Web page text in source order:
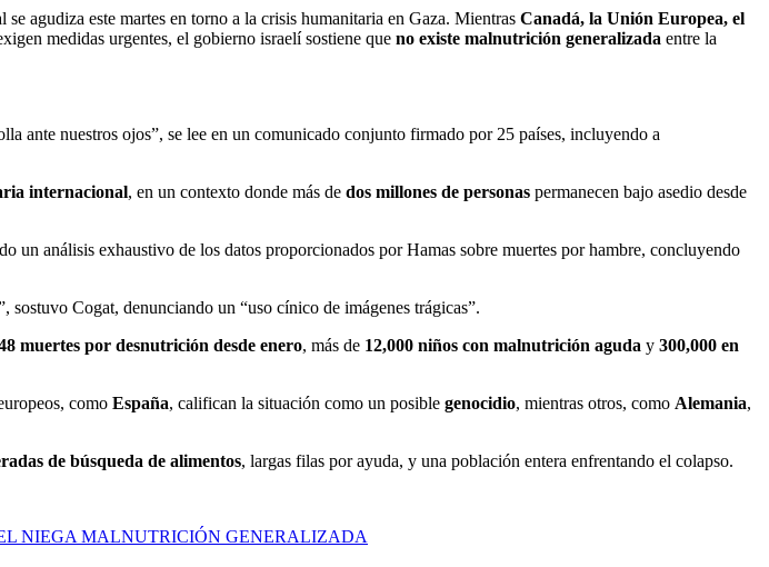
agudiza este martes en torno a la crisis humanitaria en Gaza. Mientras Canadá, la Unión Europea, el
medidas urgentes, el gobierno israelí sostiene que no existe malnutrición generalizada entre la
ante nuestros ojos”, se lee en un comunicado conjunto firmado por 25 países, incluyendo a
internacional, en un contexto donde más de dos millones de personas permanecen bajo asedio desde
un análisis exhaustivo de los datos proporcionados por Hamas sobre muertes por hambre, concluyendo
sostuvo Cogat, denunciando un “uso cínico de imágenes trágicas”.
muertes por desnutrición desde enero, más de 12,000 niños con malnutrición aguda y 300,000 en
como España, califican la situación como un posible genocidio, mientras otros, como Alemania,
de búsqueda de alimentos, largas filas por ayuda, y una población entera enfrentando el colapso.